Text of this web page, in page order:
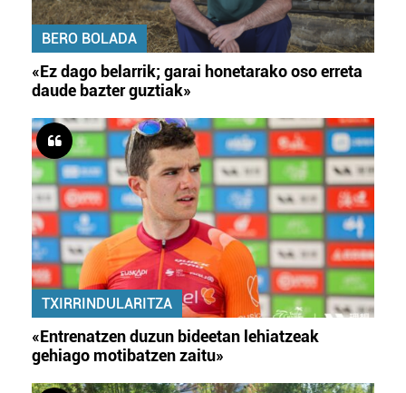
BERO BOLADA
«Ez dago belarrik; garai honetarako oso erreta
daude bazter guztiak»
TXIRRINDULARITZA
«Entrenatzen duzun bideetan lehiatzeak
gehiago motibatzen zaitu»